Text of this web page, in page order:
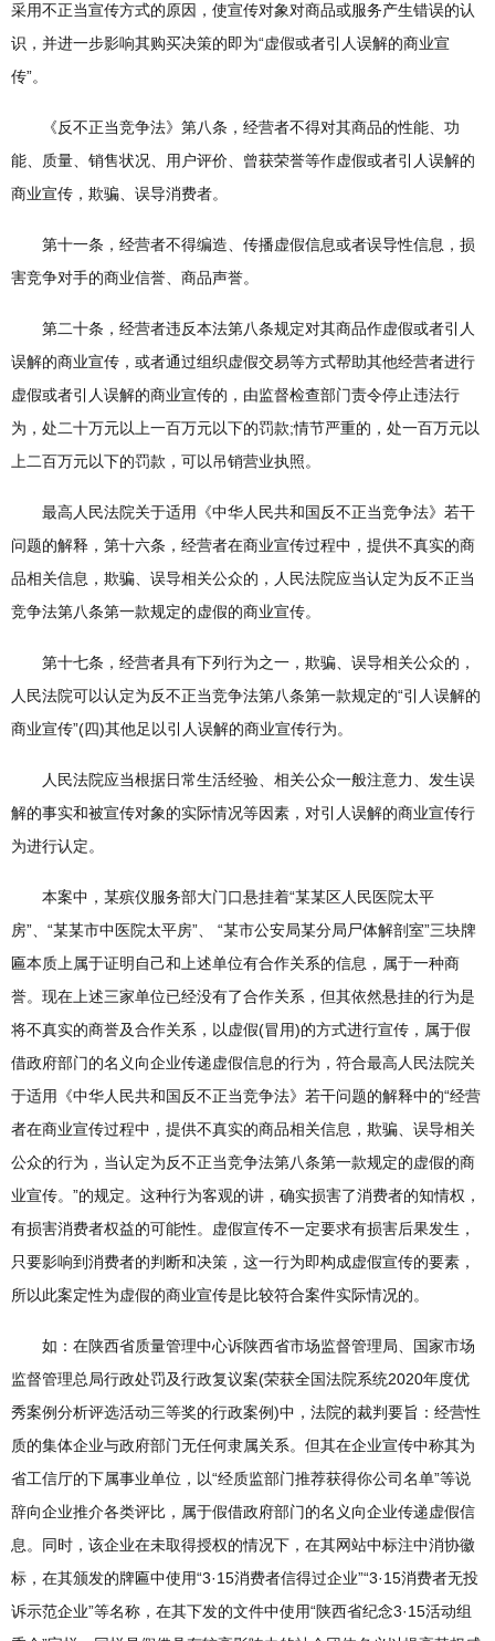
采用不正当宣传方式的原因，使宣传对象对商品或服务产生错误的认
识，并进一步影响其购买决策的即为“虚假或者引人误解的商业宣
传”。
《反不正当竞争法》第八条，经营者不得对其商品的性能、功
能、质量、销售状况、用户评价、曾获荣誉等作虚假或者引人误解的
商业宣传，欺骗、误导消费者。
第十一条，经营者不得编造、传播虚假信息或者误导性信息，损
害竞争对手的商业信誉、商品声誉。
第二十条，经营者违反本法第八条规定对其商品作虚假或者引人
误解的商业宣传，或者通过组织虚假交易等方式帮助其他经营者进行
虚假或者引人误解的商业宣传的，由监督检查部门责令停止违法行
为，处二十万元以上一百万元以下的罚款;情节严重的，处一百万元以
上二百万元以下的罚款，可以吊销营业执照。
最高人民法院关于适用《中华人民共和国反不正当竞争法》若干
问题的解释，第十六条，经营者在商业宣传过程中，提供不真实的商
品相关信息，欺骗、误导相关公众的，人民法院应当认定为反不正当
竞争法第八条第一款规定的虚假的商业宣传。
第十七条，经营者具有下列行为之一，欺骗、误导相关公众的，
人民法院可以认定为反不正当竞争法第八条第一款规定的“引人误解的
商业宣传”(四)其他足以引人误解的商业宣传行为。
人民法院应当根据日常生活经验、相关公众一般注意力、发生误
解的事实和被宣传对象的实际情况等因素，对引人误解的商业宣传行
为进行认定。
本案中，某殡仪服务部大门口悬挂着“某某区人民医院太平
房”、“某某市中医院太平房”、 “某市公安局某分局尸体解剖室”三块牌
匾本质上属于证明自己和上述单位有合作关系的信息，属于一种商
誉。现在上述三家单位已经没有了合作关系，但其依然悬挂的行为是
将不真实的商誉及合作关系，以虚假(冒用)的方式进行宣传，属于假
借政府部门的名义向企业传递虚假信息的行为，符合最高人民法院关
于适用《中华人民共和国反不正当竞争法》若干问题的解释中的“经营
者在商业宣传过程中，提供不真实的商品相关信息，欺骗、误导相关
公众的行为，当认定为反不正当竞争法第八条第一款规定的虚假的商
业宣传。”的规定。这种行为客观的讲，确实损害了消费者的知情权，
有损害消费者权益的可能性。虚假宣传不一定要求有损害后果发生，
只要影响到消费者的判断和决策，这一行为即构成虚假宣传的要素，
所以此案定性为虚假的商业宣传是比较符合案件实际情况的。
如：在陕西省质量管理中心诉陕西省市场监督管理局、国家市场
监督管理总局行政处罚及行政复议案(荣获全国法院系统2020年度优
秀案例分析评选活动三等奖的行政案例)中，法院的裁判要旨：经营性
质的集体企业与政府部门无任何隶属关系。但其在企业宣传中称其为
省工信厅的下属事业单位，以“经质监部门推荐获得你公司名单”等说
辞向企业推介各类评比，属于假借政府部门的名义向企业传递虚假信
息。同时，该企业在未取得授权的情况下，在其网站中标注中消协徽
标，在其颁发的牌匾中使用“3·15消费者信得过企业”“3·15消费者无投
诉示范企业”等名称，在其下发的文件中使用“陕西省纪念3·15活动组